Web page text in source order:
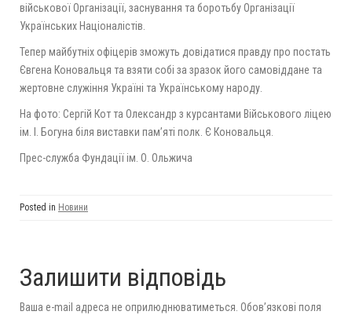
військової Організації, заснування та боротьбу Організації
Українських Націоналістів.
Тепер майбутніх офіцерів зможуть довідатися правду про постать
Євгена Коновальця та взяти собі за зразок його самовіддане та
жертовне служіння Україні та Українському народу.
На фото: Сергій Кот та Олександр з курсантами Військового ліцею
ім. І. Богуна біля виставки пам’яті полк. Є Коновальця.
Прес-служба Фундації ім. О. Ольжича
Posted in Новини
Залишити відповідь
Ваша e-mail адреса не оприлюднюватиметься. Обов’язкові поля